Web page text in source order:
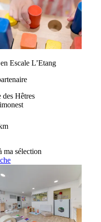
Escale L’Etang
des Hêtres
ma sélection